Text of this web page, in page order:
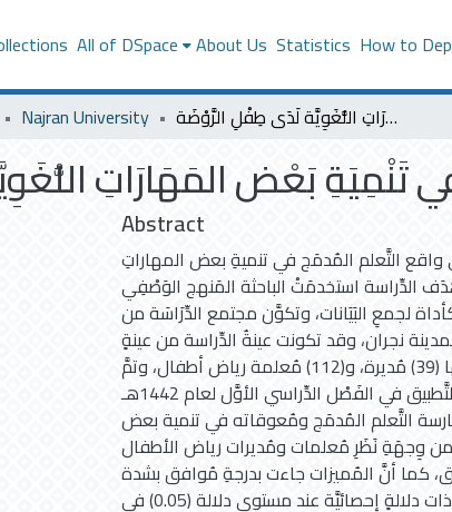
All of DSpace About Us Statistics How to
Najran University وَاقِعُ التَّعَلُّمِ المُدْمَج فِي تَنْمِيَةِ بَعْض المَهَارَاتِ اللُّغَوِيَّة لَدَى طِفْلِ الرَّوْضَة
تَنْمِيَةِ بَعْض المَهَارَاتِ
Abstract
التَّعلم المُدمَج في تنميةِ بعض المهاراتِ
الدِّراسة استخدمَتْ الباحثة المَنهج الوَصْفِي
لجمعِ البَيَانات، وتكوَّن مجتمع الدِّرَاسَة من
نجران، وقد تكونت عينةُ الدِّراسة من عينةٍ
عشوائية بلغَ حجمها (151)، منها (39) مُديرة، و(112) مُعلمة رياض أطفال، وتمَّ
التَّطبيق في الفَصْل الدِّراسي الأوَّل لعام 1442هـ.
التَّعلم المُدمَج ومُعوقاته في تنمية بعض
وِجهَةِ نَظَرِ مُعلمات ومُديرات رياض الأطفال
كما أنَّ المُميزات جاءت بدرجةِ مُوافق بشدة.
كما كَشَفت النتائجُ وجود فروق ذات دلالةٍ إحصائيَّة عند مستوى دلالة (0.05) في